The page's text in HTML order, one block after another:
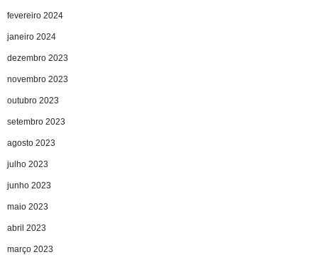
fevereiro 2024
janeiro 2024
dezembro 2023
novembro 2023
outubro 2023
setembro 2023
agosto 2023
julho 2023
junho 2023
maio 2023
abril 2023
março 2023